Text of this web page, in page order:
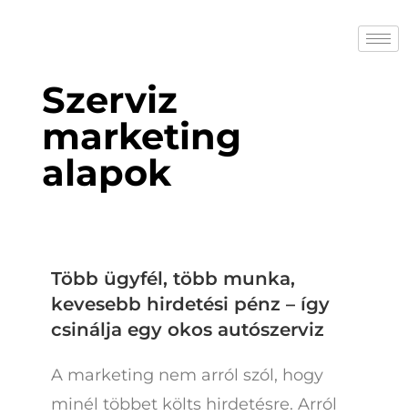
Szerviz
marketing
alapok
Több ügyfél, több munka,
kevesebb hirdetési pénz – így
csinálja egy okos autószerviz
A marketing nem arról szól, hogy
minél többet költs hirdetésre. Arról